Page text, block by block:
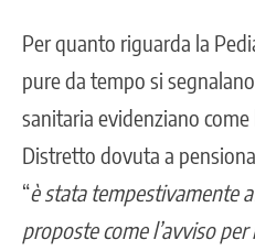
Per quanto riguarda la
pureda tempo si
sanitaria evidenziano
Distretto dovuta a
“è stata tempestivamente
proposte come l’avviso